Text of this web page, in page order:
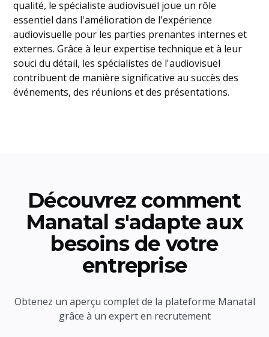
qualité, le spécialiste audiovisuel joue un rôle
essentiel dans l'amélioration de l'expérience
audiovisuelle pour les parties prenantes internes et
externes. Grâce à leur expertise technique et à leur
souci du détail, les spécialistes de l'audiovisuel
contribuent de manière significative au succès des
événements, des réunions et des présentations.
Découvrez comment
Manatal s'adapte aux
besoins de votre
entreprise
Obtenez un aperçu complet de la plateforme Manatal
grâce à un expert en recrutement